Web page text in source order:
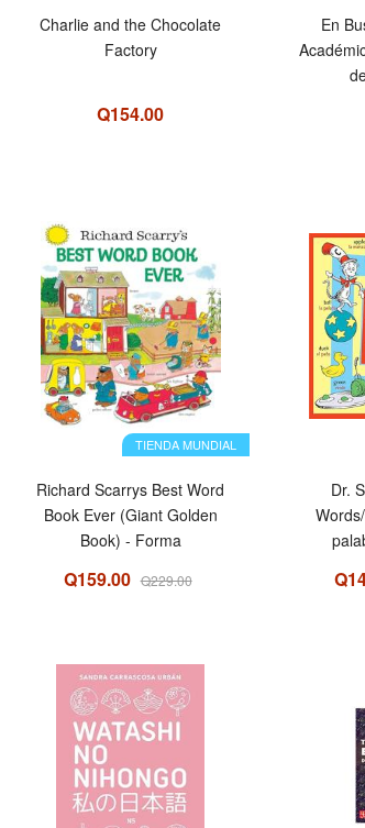
Charlie and the Chocolate
Factory
Q154.00
En
TIENDA MUNDIAL
Richard Scarrys Best Word
Book Ever (Giant Golden
Book) - Forma
Q159.00 Q229.00
Dr.